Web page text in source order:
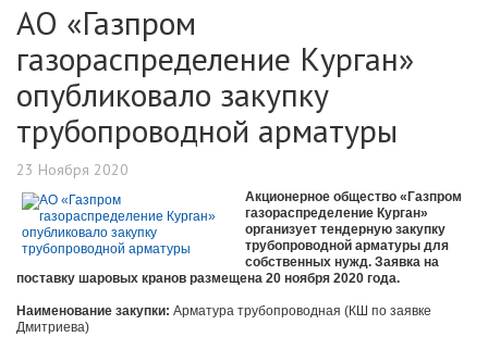
АО «Газпром
газораспределение Курган»
опубликовало закупку
трубопроводной арматуры
23 Ноября 2020
Акционерное общество «Газпром
газораспределение Курган»
организует тендерную закупку
трубопроводной арматуры для
собственных нужд. Заявка на
поставку шаровых кранов размещена 20 ноября 2020 года.
Наименование закупки: Арматура трубопроводная (КШ по заявке
Дмитриева)